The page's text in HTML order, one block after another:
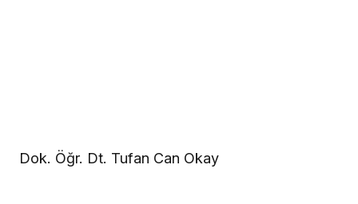
Dok. Öğr. Dt. Tufan Can Okay